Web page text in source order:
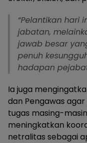
“Pelantikan hari
jabatan,
jawab besar
penuh
hadapan
Ia juga
dan Pengawas
tugas masing-
meningkatkan
netralitas sebagai